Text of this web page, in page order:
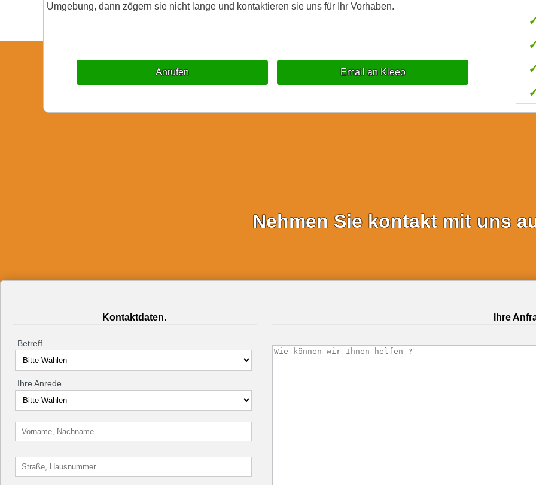
Umgebung, dann zögern sie nicht lange und kontaktieren sie uns für Ihr Vorhaben.
Anrufen Email an Kleeo
Nehmen Sie kontakt mit uns
Kontaktdaten.
Betreff
Ihre Anrede
Ihre